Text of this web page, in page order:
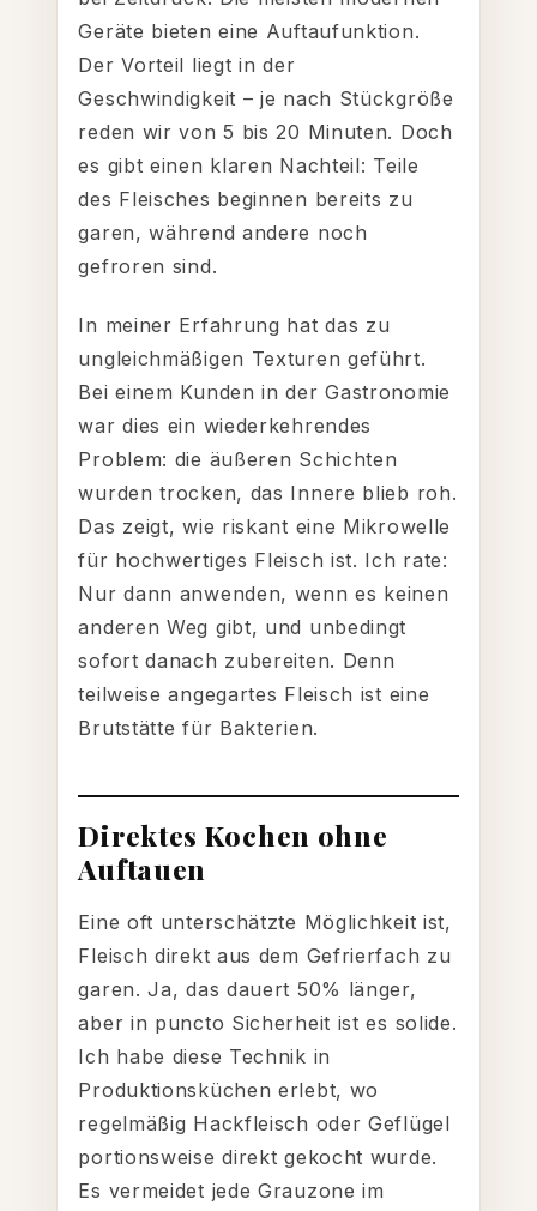
Geräte bieten eine Auftaufunktion.
Der Vorteil liegt in der
Geschwindigkeit – je nach Stückgröße
reden wir von 5 bis 20 Minuten. Doch
es gibt einen klaren Nachteil: Teile
des Fleisches beginnen bereits zu
garen, während andere noch
gefroren sind.
In meiner Erfahrung hat das zu
ungleichmäßigen Texturen geführt.
Bei einem Kunden in der Gastronomie
war dies ein wiederkehrendes
Problem: die äußeren Schichten
wurden trocken, das Innere blieb roh.
Das zeigt, wie riskant eine Mikrowelle
für hochwertiges Fleisch ist. Ich rate:
Nur dann anwenden, wenn es keinen
anderen Weg gibt, und unbedingt
sofort danach zubereiten. Denn
teilweise angegartes Fleisch ist eine
Brutstätte für Bakterien.
Direktes Kochen ohne
Auftauen
Eine oft unterschätzte Möglichkeit ist,
Fleisch direkt aus dem Gefrierfach zu
garen. Ja, das dauert 50% länger,
aber in puncto Sicherheit ist es solide.
Ich habe diese Technik in
Produktionsküchen erlebt, wo
regelmäßig Hackfleisch oder Geflügel
portionsweise direkt gekocht wurde.
Es vermeidet jede Grauzone im